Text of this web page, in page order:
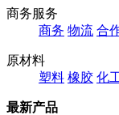
商务服务
商务 物流 合
原材料
塑料 橡胶 化
最新产品